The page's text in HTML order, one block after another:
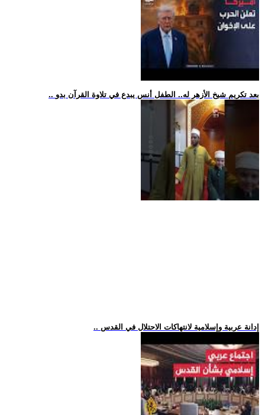
.. بعد تكريم شيخ الأزهر له.. الطفل أنس يبدع في تلاوة القرآن بدو
.. إدانة عربية وإسلامية لانتهاكات الاحتلال في القدس